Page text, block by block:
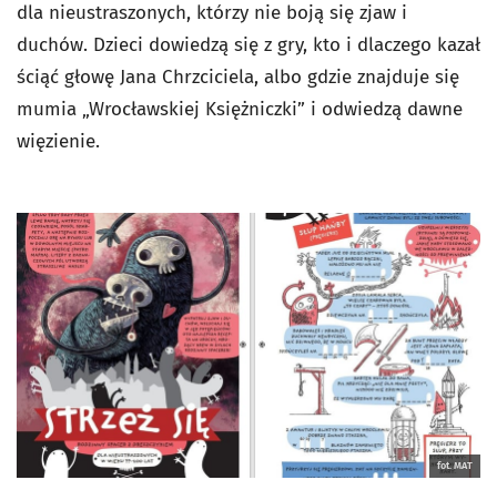
dla nieustraszonych, którzy nie boją się zjaw i
duchów. Dzieci dowiedzą się z gry, kto i dlaczego kazał
ściąć głowę Jana Chrzciciela, albo gdzie znajduje się
mumia „Wrocławskiej Księżniczki” i odwiedzą dawne
więzienie.
fot. MAT